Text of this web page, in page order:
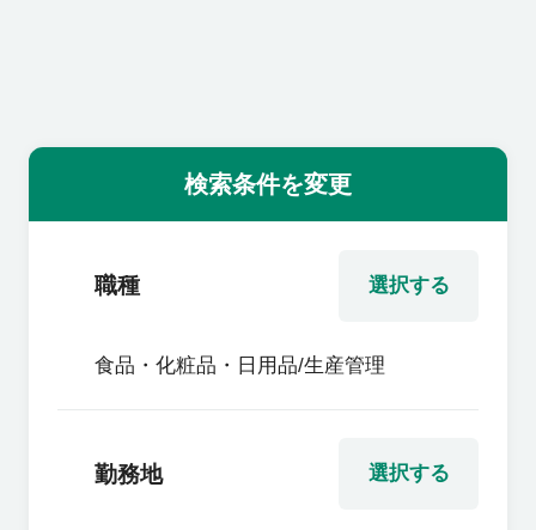
転職のご相談・登録
企業の担当者様
検索条件を変更
選択する
職種
食品・化粧品・日用品/生産管理
選択する
勤務地